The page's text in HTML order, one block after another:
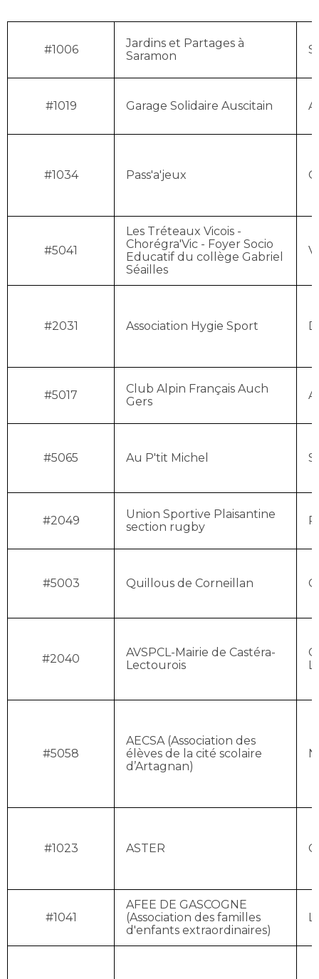
#1006
Jardins et Partages à
Saramon
#1019 Garage Solidaire Auscitain
#1034 Pass'a'jeux
#5041
Les Tréteaux Vicois -
Chorégra'Vic - Foyer Socio
Educatif du collège Gabriel
Séailles
#2031 Association Hygie Sport
#5017
Club Alpin Français Auch
Gers
#5065 Au P'tit Michel
#2049
Union Sportive Plaisantine
section rugby
#5003 Quillous de Corneillan
#2040
AVSPCL-Mairie de Castéra-
Lectourois
#5058
AECSA (Association des
élèves de la cité scolaire
d’Artagnan)
#1023 ASTER
#1041
AFEE DE GASCOGNE
(Association des familles
d'enfants extraordinaires)